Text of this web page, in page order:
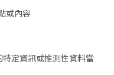
或內容
定資訊或推測性資料當